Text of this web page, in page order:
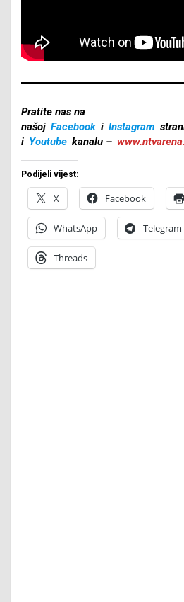
Pratite nas na
našoj Facebook i Instagram
i Youtube kanalu –
Podijeli vijest:
X Facebook
WhatsApp Telegram
Threads